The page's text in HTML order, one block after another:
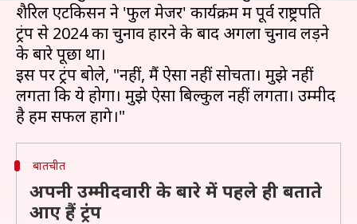
शैरिल एटकिसन ने 'फुल मेजर' कार्यक्रम में पूर्व राष्ट्रपति
ट्रंप से 2024 का चुनाव हारने के बाद अगला चुनाव लड़ने
के बारे पूछा था।
इस पर ट्रंप बोले, "नहीं, मैं ऐसा नहीं सोचता। मुझे नहीं
लगता कि ये होगा। मुझे ऐसा बिल्कुल नहीं लगता। उम्मीद
बातचीत
अपनी उम्मीदवारी के बारे में पहले ही बताते
आए हैं ट्रंप